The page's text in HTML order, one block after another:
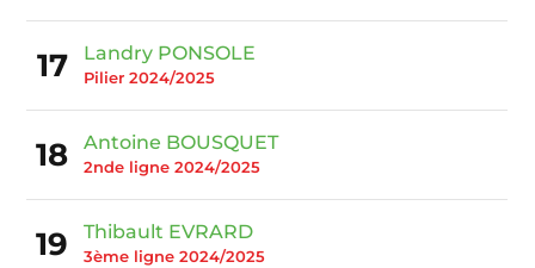
17 Landry PONSOLE
Pilier 2024/2025
18 Antoine BOUSQUET
2nde ligne 2024/2025
19 Thibault EVRARD
3ème ligne 2024/2025